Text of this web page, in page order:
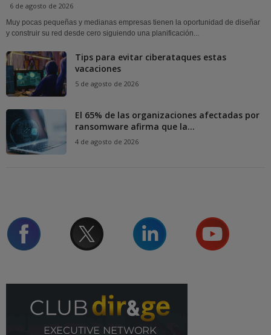
6 de agosto de 2026
Muy pocas pequeñas y medianas empresas tienen la oportunidad de diseñar
y construir su red desde cero siguiendo una planificación...
Tips para evitar ciberataques estas
vacaciones
5 de agosto de 2026
El 65% de las organizaciones afectadas por
ransomware afirma que la...
4 de agosto de 2026